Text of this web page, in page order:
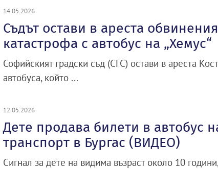
14.05.2026
Съдът остави в ареста
катастрофа с автобус на „Хемус“
Софийският градски съд (СГС) остави в ареста
автобуса, който ...
12.05.2026
Дете продава билети в автобус
транспорт в Бургас (ВИДЕО)
Сигнал за дете на видима възраст около 10